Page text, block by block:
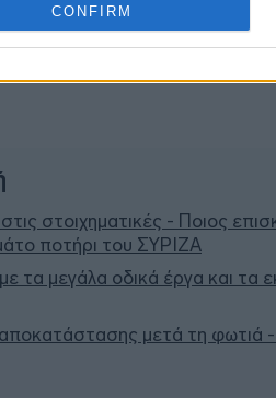
CONFIRM
στοιχηματικές - Ποιος
ποτήρι του ΣΥΡΙΖΑ
τα μεγάλα οδικά έργα και τα
μετά τη φωτιά